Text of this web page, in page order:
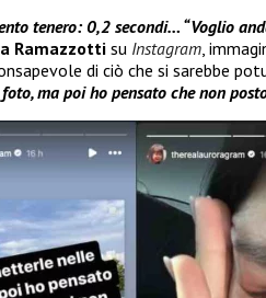
tenero: 0,2 secondi… “Voglio
Ramazzottisu Instagram,
di ciò che si sarebbe
ma poi ho pensato che non